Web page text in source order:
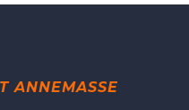
ANNEMASSE